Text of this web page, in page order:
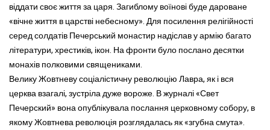
віддати своє життя за царя. Загиблому воїнові буде дароване
«вічне життя в царстві небесному». Для посилення релігійності
серед солдатів Печерський монастир надіслав у армію багато
літератури, хрестиків, ікон. На фронти було послано десятки
монахів полковими священиками.
Велику Жовтневу соціалістичну революцію Лавра, як і вся
церква взагалі, зустріла дуже вороже. В журналі «Свет
Печерский» вона опублікувала послання церковному собору, в
якому Жовтнева революція розглядалась як «згубна смута».